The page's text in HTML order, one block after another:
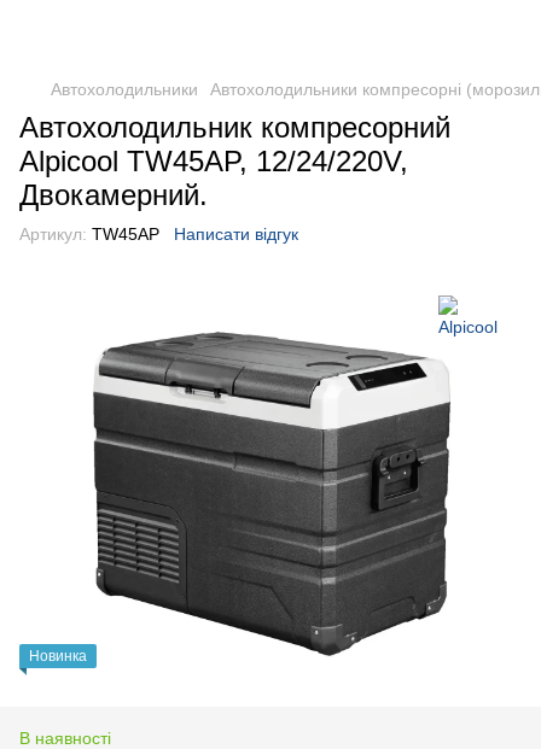
Автохолодильники Автохолодильники компресорні
Автохолодильник компресорний
Alpicool TW45AP, 12/24/220V,
Двокамерний.
Артикул: TW45AP Написати відгук
Новинка
В наявності